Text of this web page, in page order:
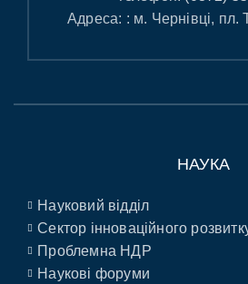
Адреса: : м. Чернівці, пл.
НАУКА
Науковий відділ
Сектор інноваційного
Проблемна НДР
Наукові форуми